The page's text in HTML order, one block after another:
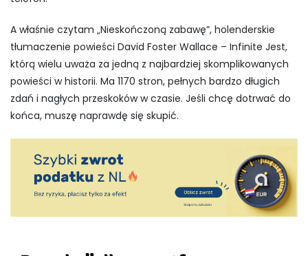
A właśnie czytam „Nieskończoną zabawę”, holenderskie
tłumaczenie powieści David Foster Wallace – Infinite Jest,
którą wielu uważa za jedną z najbardziej skomplikowanych
powieści w historii. Ma 1170 stron, pełnych bardzo długich
zdań i nagłych przeskoków w czasie. Jeśli chcę dotrwać do
końca, muszę naprawdę się skupić.